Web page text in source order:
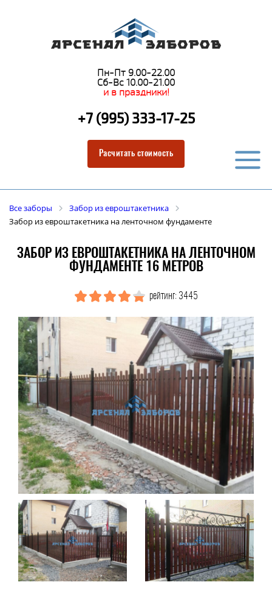
Пн-Пт 9.00-22.00
Сб-Вс 10.00-21.00
и в праздники!
+7 (995) 333-17-25
Расчитать стоимость
Все заборы
Забор из евроштакетника
Забор из евроштакетника на ленточном фундаменте
ЗАБОР ИЗ ЕВРОШТАКЕТНИКА НА ЛЕНТОЧНОМ
ФУНДАМЕНТЕ 16 МЕТРОВ
рейтинг: 3445